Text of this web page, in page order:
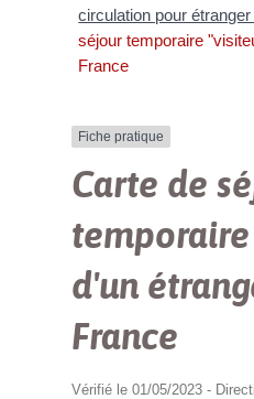
circulation pour
séjour temporaire
France
Fiche pratique
Carte de
d'un
France
Vérifié le 01/05/2023 -